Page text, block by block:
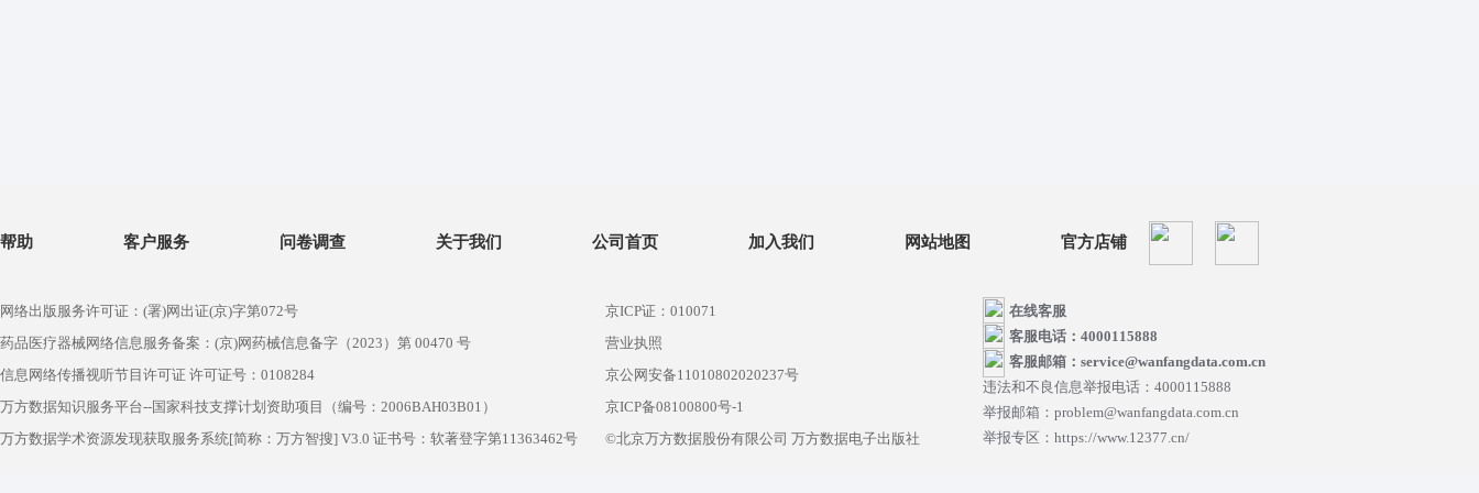
帮助 客户服务 问卷调查 关于我们 公司首页 加入我们 网站地图 官方店铺
网络出版服务许可证：(署)网出证(京)字第072号
药品医疗器械网络信息服务备案：(京)网药械信息备字（2023）第 00470 号
信息网络传播视听节目许可证 许可证号：0108284
万方数据知识服务平台--国家科技支撑计划资助项目（编号：2006BAH03B01）
万方数据学术资源发现获取服务系统[简称：万方智搜] V3.0 证书号：软著登字第11363462号
京ICP证：010071
营业执照
京公网安备11010802020237号
京ICP备08100800号-1
©北京万方数据股份有限公司 万方数据电子出版社
在线客服
客服电话：4000115888
客服邮箱：service@wanfangdata.com.cn
违法和不良信息举报电话：4000115888
举报邮箱：problem@wanfangdata.com.cn
举报专区：https://www.12377.cn/